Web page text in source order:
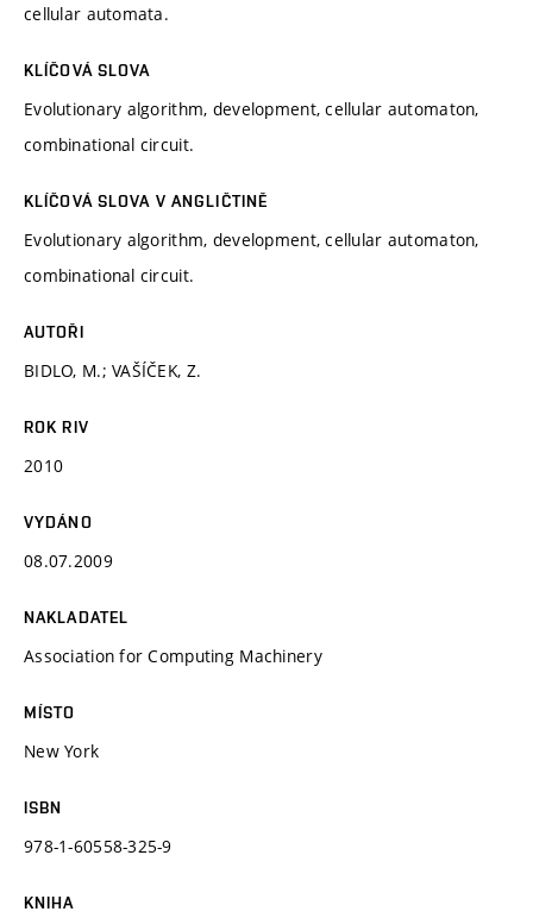
cellular automata.
KLÍČOVÁ SLOVA
Evolutionary algorithm, development, cellular automaton,
combinational circuit.
KLÍČOVÁ SLOVA V ANGLIČTINĚ
Evolutionary algorithm, development, cellular automaton,
combinational circuit.
AUTOŘI
BIDLO, M.; VAŠÍČEK, Z.
ROK RIV
2010
VYDÁNO
08.07.2009
NAKLADATEL
Association for Computing Machinery
MÍSTO
New York
ISBN
978-1-60558-325-9
KNIHA